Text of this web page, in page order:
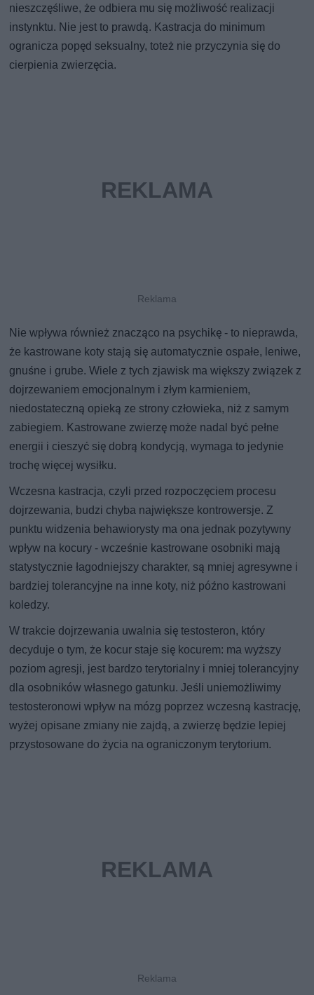
nieszczęśliwe, że odbiera mu się możliwość realizacji
instynktu. Nie jest to prawdą. Kastracja do minimum
ogranicza popęd seksualny, toteż nie przyczynia się do
cierpienia zwierzęcia.
Nie wpływa również znacząco na psychikę - to nieprawda,
że kastrowane koty stają się automatycznie ospałe, leniwe,
gnuśne i grube. Wiele z tych zjawisk ma większy związek z
dojrzewaniem emocjonalnym i złym karmieniem,
niedostateczną opieką ze strony człowieka, niż z samym
zabiegiem. Kastrowane zwierzę może nadal być pełne
energii i cieszyć się dobrą kondycją, wymaga to jedynie
trochę więcej wysiłku.
Wczesna kastracja, czyli przed rozpoczęciem procesu
dojrzewania, budzi chyba największe kontrowersje. Z
punktu widzenia behawiorysty ma ona jednak pozytywny
wpływ na kocury - wcześnie kastrowane osobniki mają
statystycznie łagodniejszy charakter, są mniej agresywne i
bardziej tolerancyjne na inne koty, niż późno kastrowani
koledzy.
W trakcie dojrzewania uwalnia się testosteron, który
decyduje o tym, że kocur staje się kocurem: ma wyższy
poziom agresji, jest bardzo terytorialny i mniej tolerancyjny
dla osobników własnego gatunku. Jeśli uniemożliwimy
testosteronowi wpływ na mózg poprzez wczesną kastrację,
wyżej opisane zmiany nie zajdą, a zwierzę będzie lepiej
przystosowane do życia na ograniczonym terytorium.